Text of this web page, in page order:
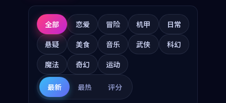
全部 恋爱 冒险 机甲
日常
悬疑
美食 音乐 武侠
科幻
魔法
奇幻 运动
最新 最热 评分